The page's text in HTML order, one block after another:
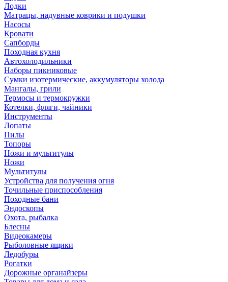
Лодки
Матрацы, надувные коврики и подушки
Насосы
Кровати
Сапборды
Походная кухня
Автохолодильники
Наборы пикниковые
Сумки изотермические, аккумуляторы холода
Мангалы, грили
Термосы и термокружки
Котелки, фляги, чайники
Инструменты
Лопаты
Пилы
Топоры
Ножи и мультитулы
Ножи
Мультитулы
Устройства для получения огня
Точильные приспособления
Походные бани
Эндоскопы
Охота, рыбалка
Блесны
Видеокамеры
Рыболовные ящики
Ледобуры
Рогатки
Дорожные органайзеры